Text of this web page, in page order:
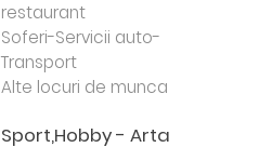
restaurant
Soferi-Servicii auto-
Transport
Alte locuri de munca
Sport,Hobby - Arta